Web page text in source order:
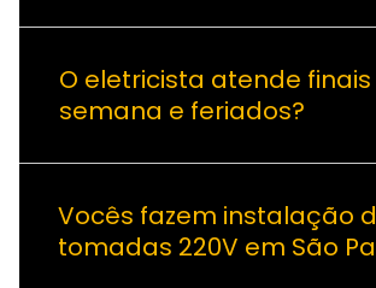
O eletricista atende
semana e feriados?
Vocês fazem instalação
tomadas 220V em São